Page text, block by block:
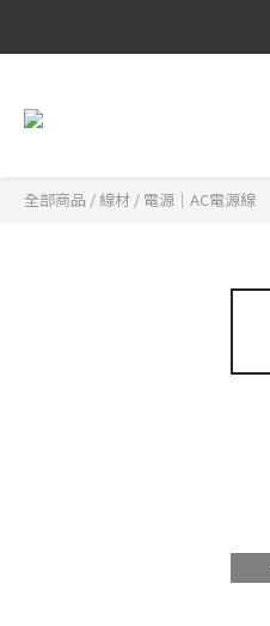
全部商品 / 線材 / 電源｜AC電源線